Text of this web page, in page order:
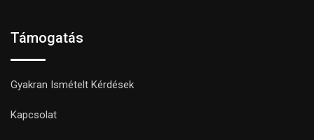
Támogatás
Gyakran Ismételt Kérdések
Kapcsolat